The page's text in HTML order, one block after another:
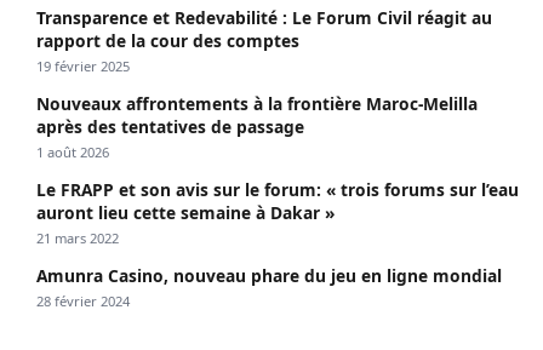
Transparence et Redevabilité : Le Forum Civil réagit au
rapport de la cour des comptes
19 février 2025
Nouveaux affrontements à la frontière Maroc-Melilla
après des tentatives de passage
1 août 2026
Le FRAPP et son avis sur le forum: « trois forums sur l’eau
auront lieu cette semaine à Dakar »
21 mars 2022
Amunra Casino, nouveau phare du jeu en ligne mondial
28 février 2024